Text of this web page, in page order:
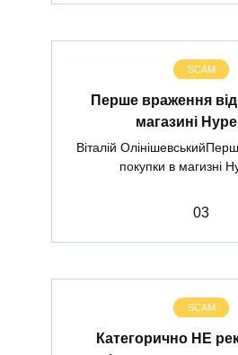
SCAM
Перше враження
магазині
Віталій
покупки в магизні
03
SCAM
Категорично НЕ